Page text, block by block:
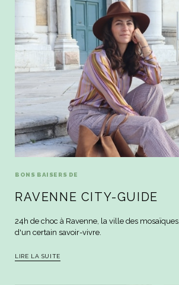
BONS BAISERS DE
RAVENNE CITY-GUIDE
24h de choc à Ravenne, la ville des
d'un certain savoir-vivre.
LIRE LA SUITE